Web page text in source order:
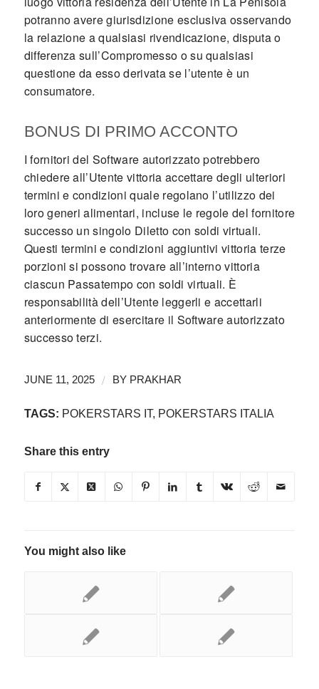
potranno avere giurisdizione esclusiva osservando
la relazione a qualsiasi rivendicazione, disputa o
differenza sull’Compromesso o su qualsiasi
questione da esso derivata se l’utente è un
consumatore.
BONUS DI PRIMO ACCONTO
I fornitori del Software autorizzato potrebbero
chiedere all’Utente vittoria accettare degli ulteriori
termini e condizioni quale regolano l’utilizzo dei
loro generi alimentari, incluse le regole del fornitore
successo un singolo Diletto con soldi virtuali.
Questi termini e condizioni aggiuntivi vittoria terze
porzioni si possono trovare all’interno vittoria
ciascun Passatempo con soldi virtuali. È
responsabilità dell’Utente leggerli e accettarli
anteriormente di esercitare il Software autorizzato
successo terzi.
JUNE 11, 2025 / BY PRAKHAR
TAGS: POKERSTARS IT, POKERSTARS ITALIA
Share this entry
You might also like